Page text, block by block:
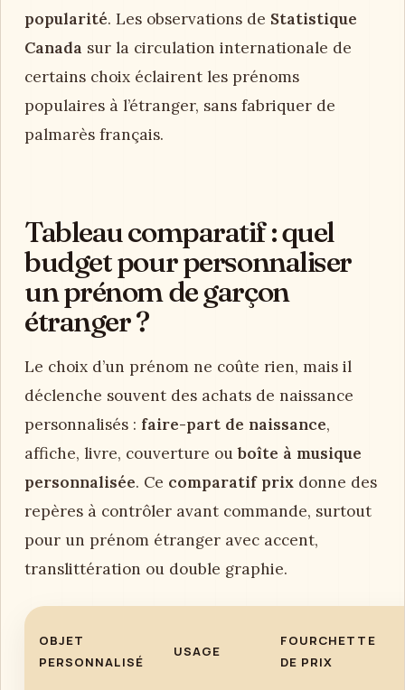
popularité. Les observations de Statistique
Canada sur la circulation internationale de
certains choix éclairent les prénoms
populaires à l’étranger, sans fabriquer de
palmarès français.
Tableau comparatif : quel
budget pour personnaliser
un prénom de garçon
étranger ?
Le choix d’un prénom ne coûte rien, mais il
déclenche souvent des achats de naissance
personnalisés : faire-part de naissance,
affiche, livre, couverture ouboîte à musique
personnalisée. Ce comparatif prix donne des
repères à contrôler avant commande, surtout
pour un prénom étranger avec accent,
translittération ou double graphie.
OBJET
PERSONNALISÉ
USAGE
FOURCHETTE
DE PRIX